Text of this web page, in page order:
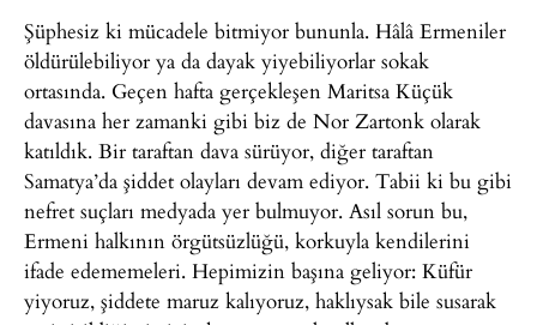
Şüphesiz ki mücadele bitmiyor bununla. Hâlâ Ermeniler
öldürülebiliyor ya da dayak yiyebiliyorlar sokak
ortasında. Geçen hafta gerçekleşen Maritsa Küçük
davasına her zamanki gibi biz de Nor Zartonk olarak
katıldık. Bir taraftan dava sürüyor, diğer taraftan
Samatya’da şiddet olayları devam ediyor. Tabii ki bu gibi
nefret suçları medyada yer bulmuyor. Asıl sorun bu,
Ermeni halkının örgütsüzlüğü, korkuyla kendilerini
ifade edememeleri. Hepimizin başına geliyor: Küfür
yiyoruz, şiddete maruz kalıyoruz, haklıysak bile susarak